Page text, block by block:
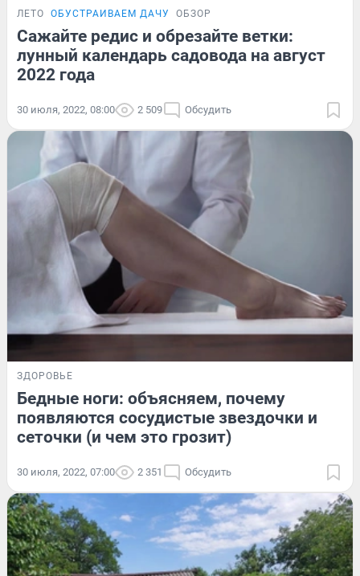
ЛЕТО ОБУСТРАИВАЕМ ДАЧУ ОБЗОР
Сажайте редис и обрезайте ветки:
лунный календарь садовода на август
2022 года
30 июля, 2022, 08:00 2 509 Обсудить
ЗДОРОВЬЕ
Бедные ноги: объясняем, почему
появляются сосудистые звездочки и
сеточки (и чем это грозит)
30 июля, 2022, 07:00 2 351 Обсудить